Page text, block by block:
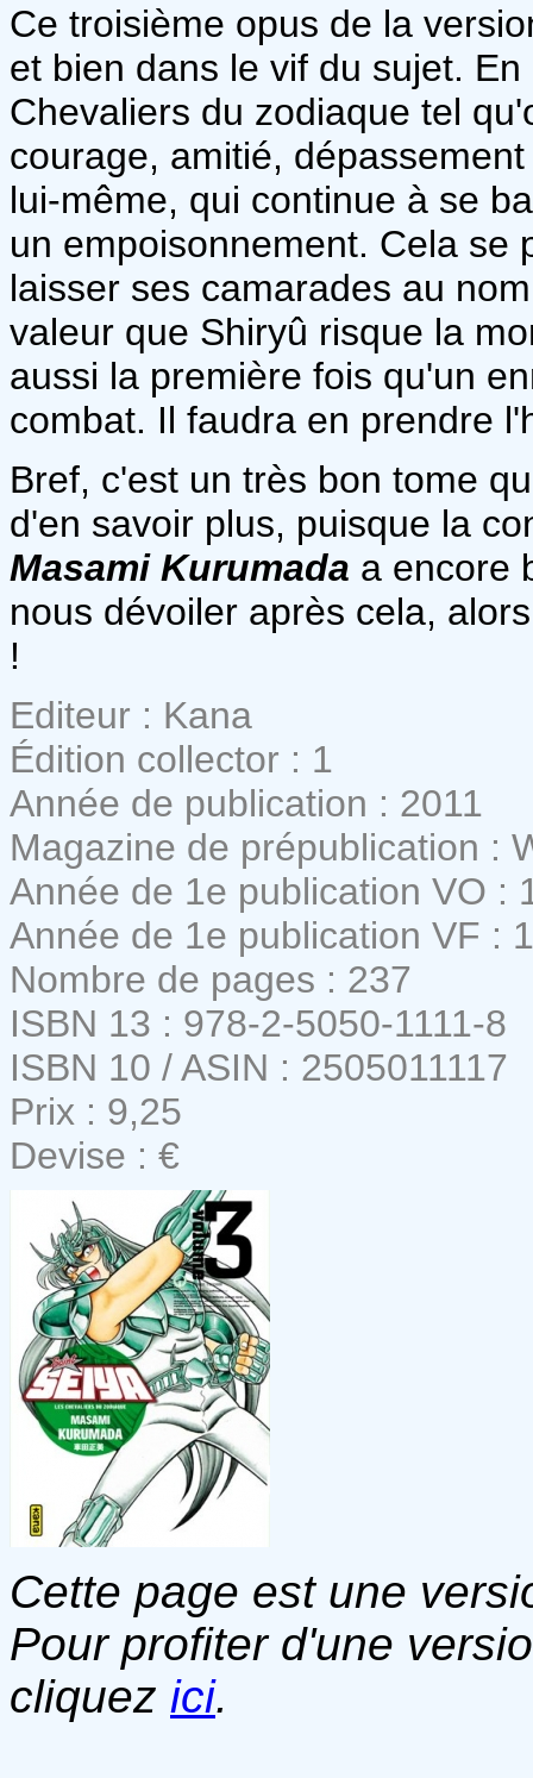
Ce troisième opus de la
et bien dans le vif du sujet.
Chevaliers du zodiaque tel
courage, amitié,
lui-même, qui continue à se
un empoisonnement. Cela se
laisser ses camarades au
valeur que Shiryû risque la
aussi la première fois qu'un
combat. Il faudra en prendre
Bref, c'est un très bon tome
d'en savoir plus, puisque la
Masami Kurumada a encore
nous dévoiler après cela,
!
Editeur : Kana
Édition collector : 1
Année de publication : 2011
Magazine de prépublication :
Année de 1e publication VO :
Année de 1e publication VF :
Nombre de pages : 237
ISBN 13 : 978-2-5050-1111-8
ISBN 10 / ASIN : 2505011117
Prix : 9,25
Devise : €
Cette page est une
Pour profiter d'une
cliquez ici.